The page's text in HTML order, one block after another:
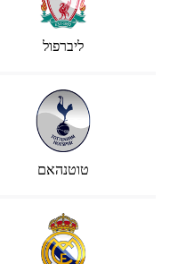
ליברפול
טוטנהאם